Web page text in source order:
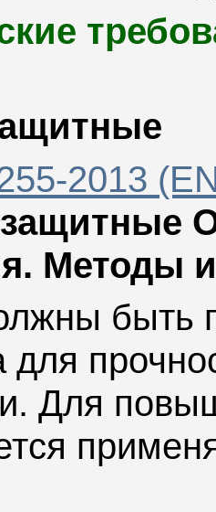
2013
защитные
Методы
быть
для
Для